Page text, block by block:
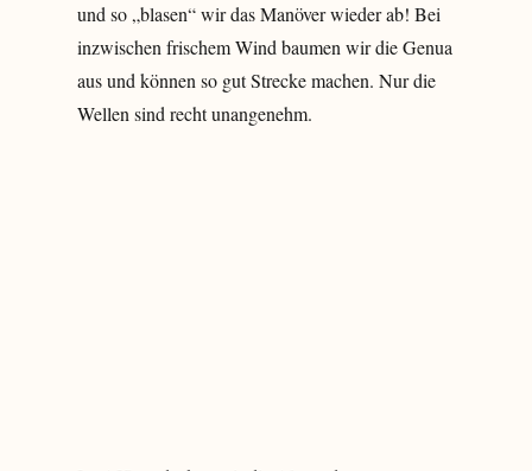
und so „blasen“ wir das Manöver wieder ab! Bei
inzwischen frischem Wind baumen wir die Genua
aus und können so gut Strecke machen. Nur die
Wellen sind recht unangenehm.